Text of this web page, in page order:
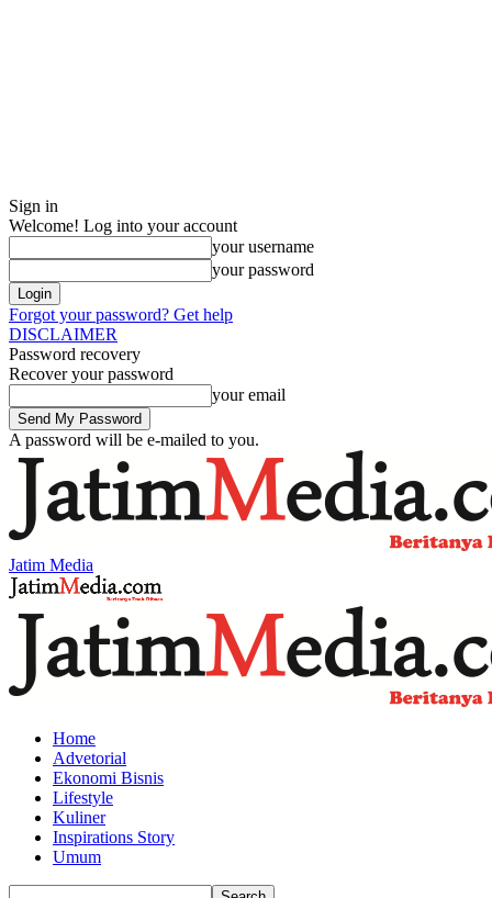
Sign in
Welcome! Log into your account
your username
your password
Forgot your password? Get help
DISCLAIMER
Password recovery
Recover your password
your email
A password will be e-mailed to you.
Jatim Media
Home
Advetorial
Ekonomi Bisnis
Lifestyle
Kuliner
Inspirations Story
Umum